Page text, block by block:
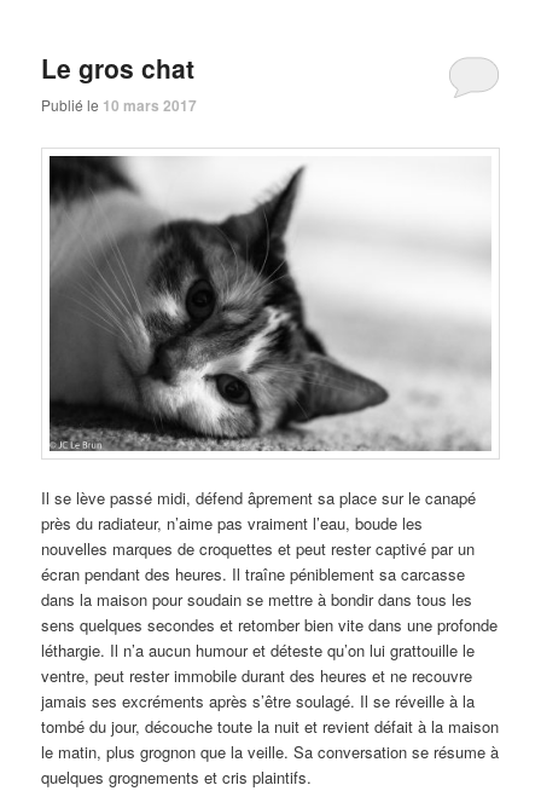
Le gros chat
Publié le 10 mars 2017
Il se lève passé midi, défend âprement sa place sur le canapé
près du radiateur, n’aime pas vraiment l’eau, boude les
nouvelles marques de croquettes et peut rester captivé par un
écran pendant des heures. Il traîne péniblement sa carcasse
dans la maison pour soudain se mettre à bondir dans tous les
sens quelques secondes et retomber bien vite dans une profonde
léthargie. Il n’a aucun humour et déteste qu’on lui grattouille le
ventre, peut rester immobile durant des heures et ne recouvre
jamais ses excréments après s’être soulagé. Il se réveille à la
tombé du jour, découche toute la nuit et revient défait à la maison
le matin, plus grognon que la veille. Sa conversation se résume à
quelques grognements et cris plaintifs.